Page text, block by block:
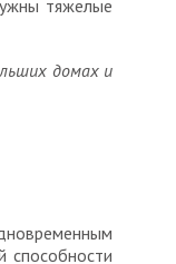
тяжелые
домах и
способности